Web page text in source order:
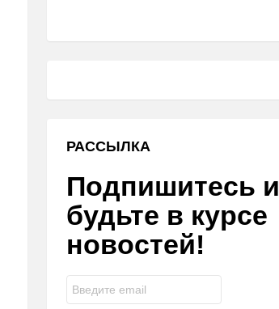
РАССЫЛКА
Подпишитесь и
будьте в курсе
новостей!